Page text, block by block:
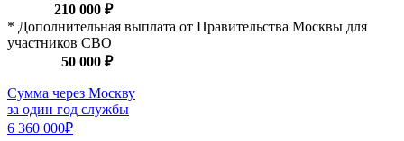
210 000 ₽
* Дополнительная выплата от Правительства Москвы для
участников СВО
50 000 ₽
Сумма через Москву
за один год службы
6 360 000₽